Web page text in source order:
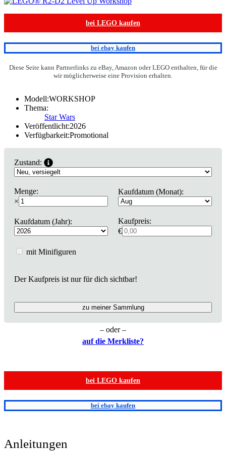
bei LEGO kaufen
bei ebay kaufen
Diese Seite kann Partnerlinks zu eBay, Amazon oder LEGO enthalten, für die
wir möglicherweise eine Provision erhalten.
Modell:WORKSHOP
Thema:
Star Wars
Veröffentlicht:2026
Verfügbarkeit:Promotional
Zustand:
Menge:
×
Kaufdatum (Monat):
Kaufdatum (Jahr):
Kaufpreis:
€
Der Kaufpreis ist nur für dich sichtbar!
zu meiner Sammlung
mit Minifiguren
– oder –
auf die Merkliste?
bei LEGO kaufen
bei ebay kaufen
Anleitungen